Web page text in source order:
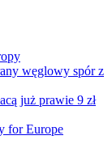
węglowy spór z
już prawie 9 zł
for Europe